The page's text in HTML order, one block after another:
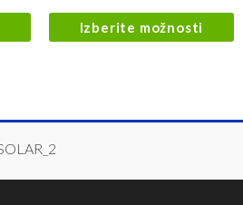
Izberite možnosti